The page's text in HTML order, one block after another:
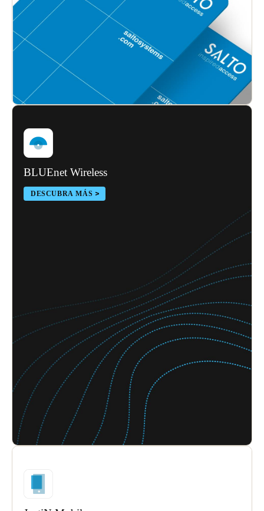
BLUEnet Wireless
DESCUBRA MÁS